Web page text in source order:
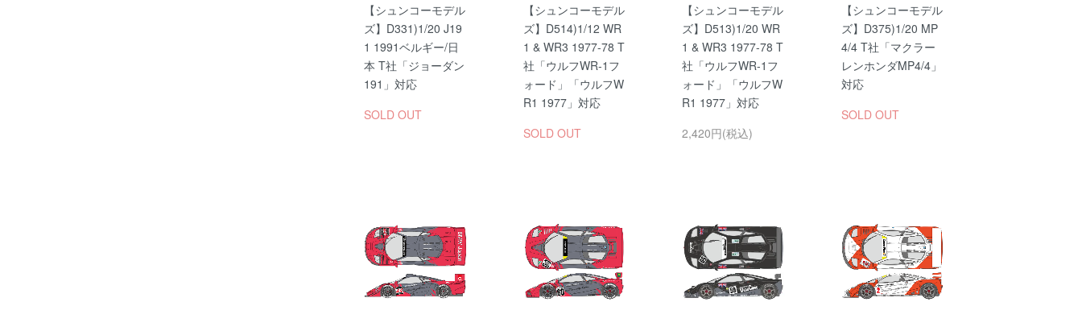
【シュンコーモデル
ズ】D331)1/20 J19
1 1991ベルギー/日
本 T社「ジョーダン
191」対応
SOLD OUT
【シュンコーモデル
ズ】D514)1/12 WR
1 & WR3 1977-78 T
社「ウルフWR-1フ
ォード」「ウルフW
R1 1977」対応
SOLD OUT
【シュンコーモデル
ズ】D513)1/20 WR
1 & WR3 1977-78 T
社「ウルフWR-1フ
ォード」「ウルフW
R1 1977」対応
2,420円(税込)
【シュンコーモデル
ズ】D375)1/20 MP
4/4 T社「マクラー
レンホンダMP4/4」
対応
SOLD OUT